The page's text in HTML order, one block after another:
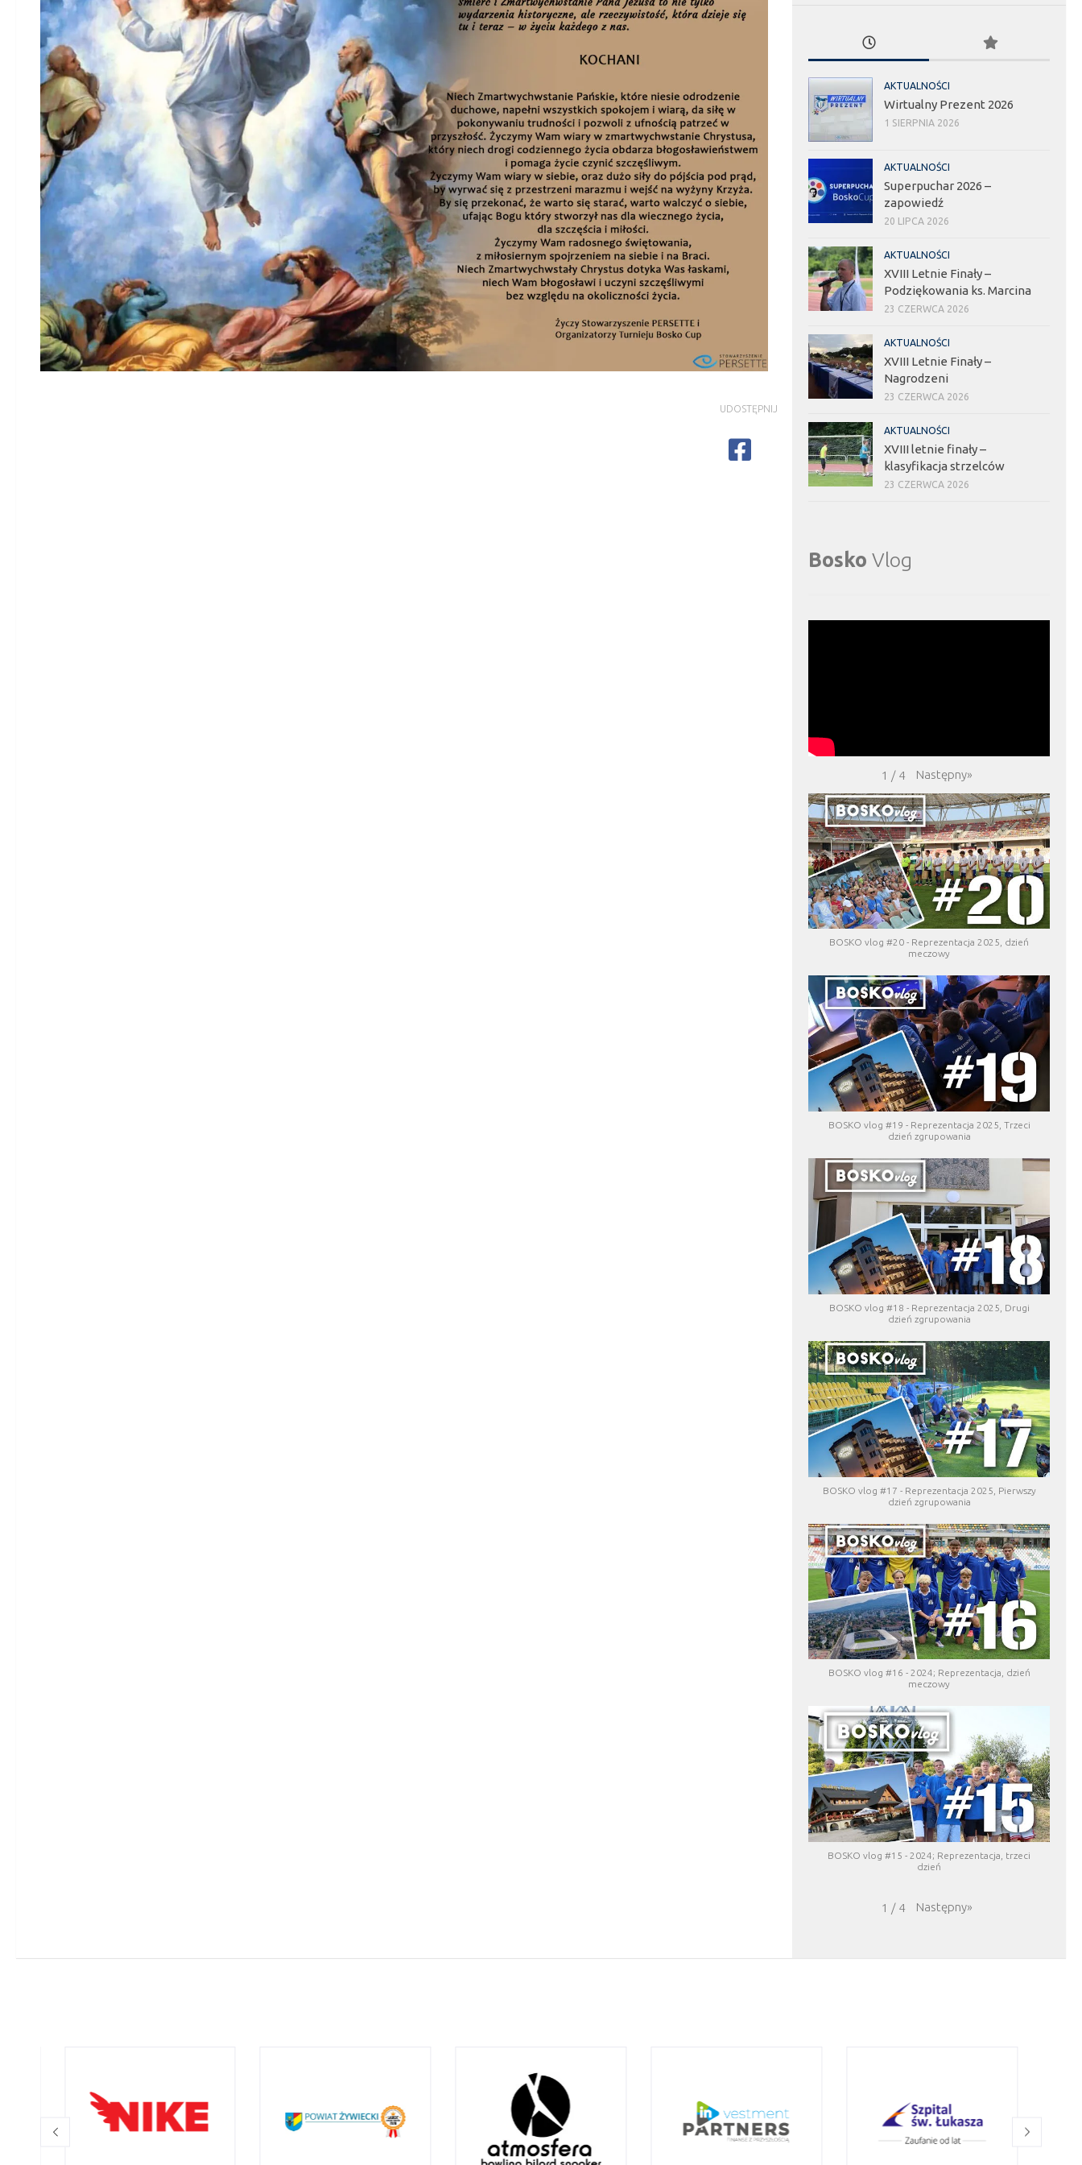
UDOSTĘPNIJ
AKTUALNOŚCI
Wirtualny Prezent 2026
1 SIERPNIA 2026
AKTUALNOŚCI
Superpuchar 2026 –
zapowiedź
20 LIPCA 2026
AKTUALNOŚCI
XVIII Letnie Finały –
Podziękowania ks. Marcina
23 CZERWCA 2026
AKTUALNOŚCI
XVIII Letnie Finały –
Nagrodzeni
23 CZERWCA 2026
AKTUALNOŚCI
XVIII letnie finały –
klasyfikacja strzelców
23 CZERWCA 2026
Bosko Vlog
1 / 4 Następny»
BOSKO vlog #20 - Reprezentacja 2025, dzień
meczowy
BOSKO vlog #19 - Reprezentacja 2025, Trzeci
dzień zgrupowania
BOSKO vlog #18 - Reprezentacja 2025, Drugi
dzień zgrupowania
BOSKO vlog #17 - Reprezentacja 2025, Pierwszy
dzień zgrupowania
BOSKO vlog #16 - 2024; Reprezentacja, dzień
meczowy
BOSKO vlog #15 - 2024; Reprezentacja, trzeci
dzień
1 / 4 Następny»